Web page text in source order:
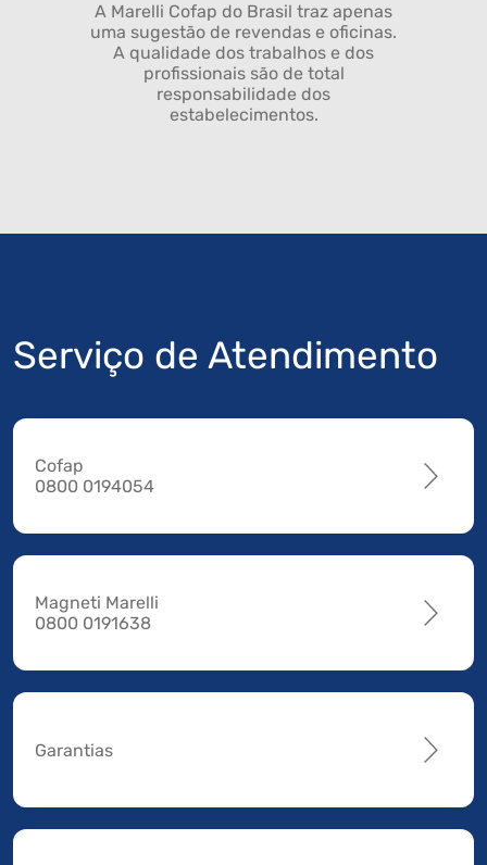
A Marelli Cofap do Brasil traz apenas
uma sugestão de revendas e oficinas.
A qualidade dos trabalhos e dos
profissionais são de total
responsabilidade dos
estabelecimentos.
Serviço de Atendimento
Cofap
0800 0194054
Magneti Marelli
0800 0191638
Garantias